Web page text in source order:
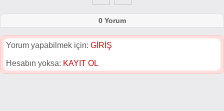
0 Yorum
Yorum yapabilmek için: GİRİŞ
Hesabın yoksa: KAYIT OL